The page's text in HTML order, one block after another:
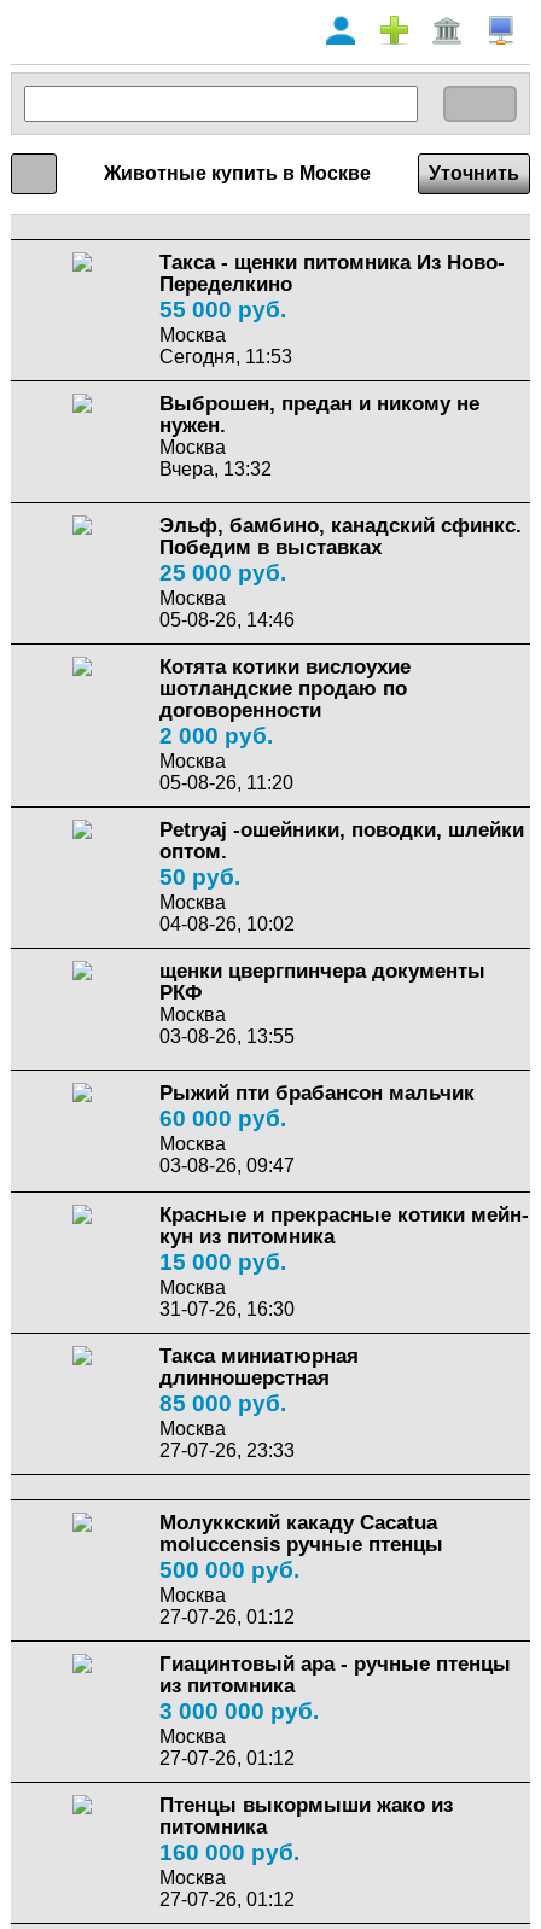
Животные купить в Москве Уточнить
Такса - щенки питомника Из Ново-
Переделкино
55 000 руб.
Москва
Сегодня, 11:53
Выброшен, предан и никому не
нужен.
Москва
Вчера, 13:32
Эльф, бамбино, канадский сфинкс.
Победим в выставках
25 000 руб.
Москва
05-08-26, 14:46
Котята котики вислоухие
шотландские продаю по
договоренности
2 000 руб.
Москва
05-08-26, 11:20
Petryaj -ошейники, поводки, шлейки
оптом.
50 руб.
Москва
04-08-26, 10:02
щенки цвергпинчера документы
РКФ
Москва
03-08-26, 13:55
Рыжий пти брабансон мальчик
60 000 руб.
Москва
03-08-26, 09:47
Красные и прекрасные котики мейн-
кун из питомника
15 000 руб.
Москва
31-07-26, 16:30
Такса миниатюрная
длинношерстная
85 000 руб.
Москва
27-07-26, 23:33
Молуккский какаду Cacatua
moluccensis ручные птенцы
500 000 руб.
Москва
27-07-26, 01:12
Гиацинтовый ара - ручные птенцы
из питомника
3 000 000 руб.
Москва
27-07-26, 01:12
Птенцы выкормыши жако из
питомника
160 000 руб.
Москва
27-07-26, 01:12